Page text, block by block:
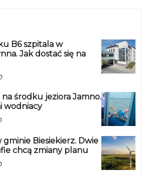
B6 szpitala w
Jak dostać się na
na środku jeziora Jamno.
wodniacy
Biesiekierz. Dwie
chcą zmiany planu